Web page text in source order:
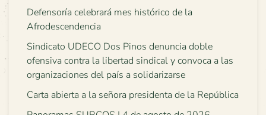
Defensoría celebrará mes histórico de la
Afrodescendencia
Sindicato UDECO Dos Pinos denuncia doble
ofensiva contra la libertad sindical y convoca a las
organizaciones del país a solidarizarse
Carta abierta a la señora presidenta de la República